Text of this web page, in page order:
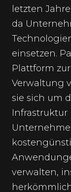
letzten
da
einsetzen.
Plattform
Verwaltung
sie sich um
Infrastruktur
verwalten,